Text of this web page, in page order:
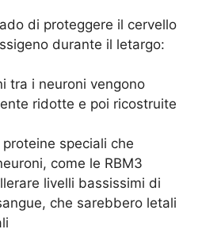
di proteggere il cervello
durante il letargo:
tra i neuroni vengono
ridotte e poi ricostruite
speciali che
come le RBM3
livelli bassissimi di
che sarebbero letali